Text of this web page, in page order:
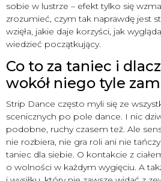
sobie w lustrze – efekt tylko się
zrozumieć, czym tak naprawdę jest
wzięła, jakie daje korzyści, jak
wiedzieć początkujący.
Co to za taniec i
wokół niego tyle
Strip Dance często myli się ze
scenicznych po pole dance. I nic
podobne, ruchy czasem też. Ale
nie rozbiera, nie gra roli ani nie
taniec dla siebie. O kontakcie z
o wolności w każdym wygięciu. A